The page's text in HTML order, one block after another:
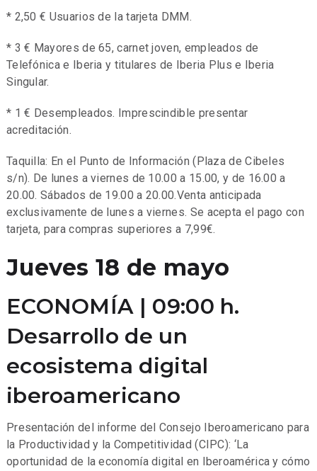
* 2,50 € Usuarios de la tarjeta DMM.
* 3 € Mayores de 65, carnet joven, empleados de
Telefónica e Iberia y titulares de Iberia Plus e Iberia
Singular.
* 1 € Desempleados. Imprescindible presentar
acreditación.
Taquilla: En el Punto de Información (Plaza de Cibeles
s/n). De lunes a viernes de 10.00 a 15.00, y de 16.00 a
20.00. Sábados de 19.00 a 20.00.Venta anticipada
exclusivamente de lunes a viernes. Se acepta el pago con
tarjeta, para compras superiores a 7,99€.
Jueves 18 de mayo
ECONOMÍA | 09:00 h.
Desarrollo de un
ecosistema digital
iberoamericano
Presentación del informe del Consejo Iberoamericano para
la Productividad y la Competitividad (CIPC): ‘La
oportunidad de la economía digital en Iberoamérica y cómo